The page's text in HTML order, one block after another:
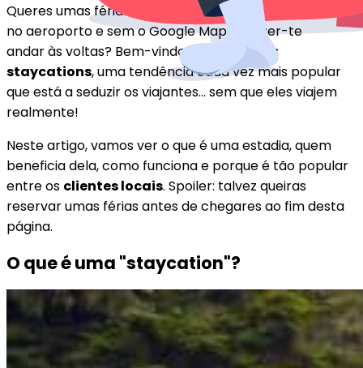
Queres umas férias sem malas perdidas, sem filas
no aeroporto e sem o Google Maps a fazer-te
andar às voltas? Bem-vindo ao mundo das
staycations, uma tendência cada vez mais popular
que está a seduzir os viajantes… sem que eles viajem
realmente!
Neste artigo, vamos ver o que é uma estadia, quem
beneficia dela, como funciona e porque é tão popular
entre os clientes locais. Spoiler: talvez queiras
reservar umas férias antes de chegares ao fim desta
página.
O que é uma "staycation"?